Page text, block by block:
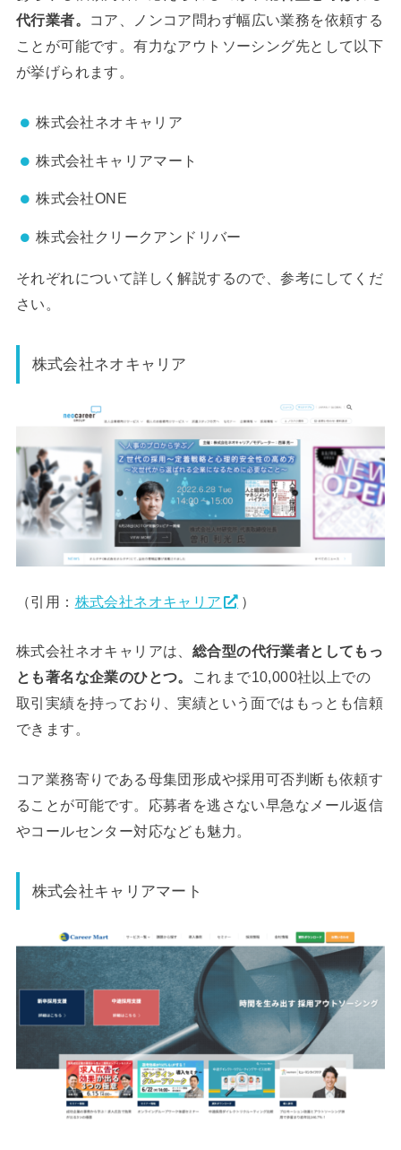
代行業者。
コア、ノンコア問わず幅広い業務を依頼する
ことが可能です。有力なアウトソーシング先として以下
が挙げられます。
株式会社ネオキャリア
株式会社キャリアマート
株式会社ONE
株式会社クリークアンドリバー
それぞれについて詳しく解説するので、参考にしてくだ
さい。
株式会社ネオキャリア
（引用： 株式会社ネオキャリア ）
株式会社ネオキャリアは、 総合型の代行業者としてもっ
とも著名な企業のひとつ。
これまで10,000社以上での
取引実績を持っており、実績という面ではもっとも信頼
できます。
コア業務寄りである母集団形成や採用可否判断も依頼す
ることが可能です。応募者を逃さない早急なメール返信
やコールセンター対応なども魅力。
株式会社キャリアマート